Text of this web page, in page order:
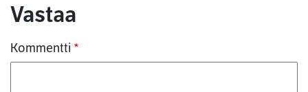
Kommentit
Vastaa
Kommentti *